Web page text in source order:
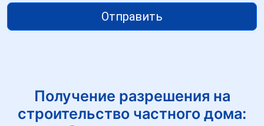
Отправить
Получение разрешения на
строительство частного дома: